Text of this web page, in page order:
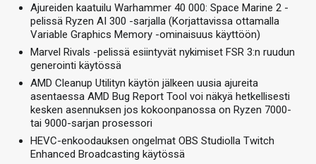
Ajureiden kaatuilu Warhammer 40 000: Space Marine 2 -
pelissä Ryzen AI 300 -sarjalla (Korjattavissa ottamalla
Variable Graphics Memory -ominaisuus käyttöön)
Marvel Rivals -pelissä esiintyvät nykimiset FSR 3:n ruudun
generointi käytössä
AMD Cleanup Utilityn käytön jälkeen uusia ajureita
asentaessa AMD Bug Report Tool voi näkyä hetkellisesti
kesken asennuksen jos kokoonpanossa on Ryzen 7000-
tai 9000-sarjan prosessori
HEVC-enkoodauksen ongelmat OBS Studiolla Twitch
Enhanced Broadcasting käytössä